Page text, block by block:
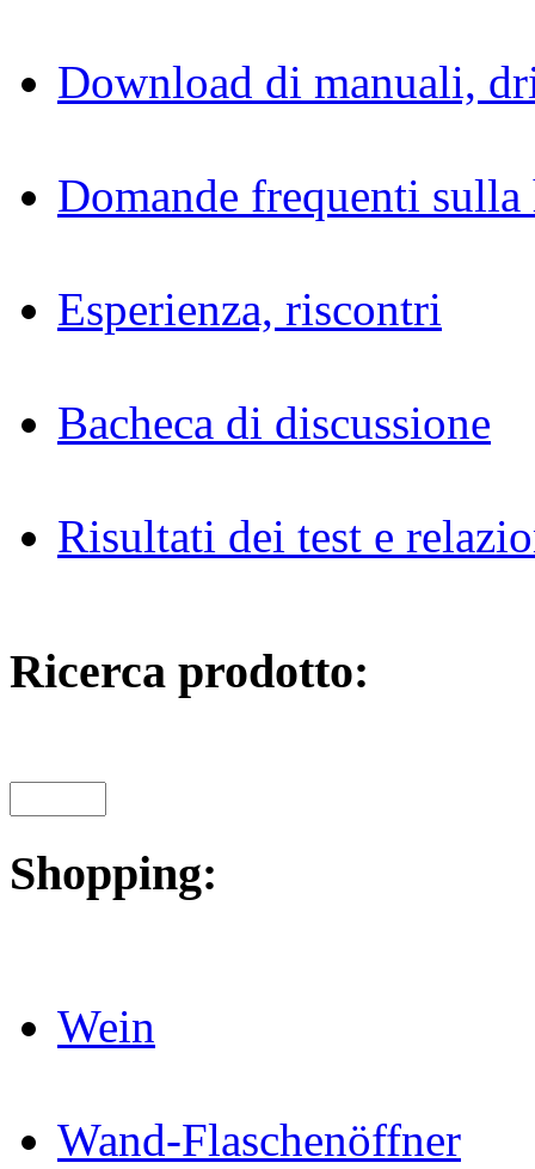
Download di manuali,
Domande frequenti
Esperienza, riscontri
Bacheca di discussione
Risultati dei test e
Ricerca prodotto:
Shopping:
Wein
Wand-Flaschenöffner